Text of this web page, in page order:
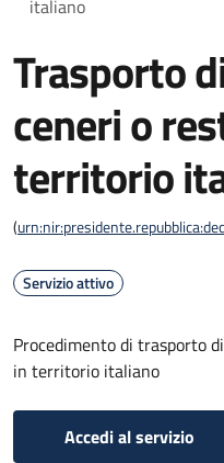
italiano
Trasporto
ceneri o
territorio
(
Servizio attivo
Procedimento di trasporto
in territorio italiano
Accedi al servizio